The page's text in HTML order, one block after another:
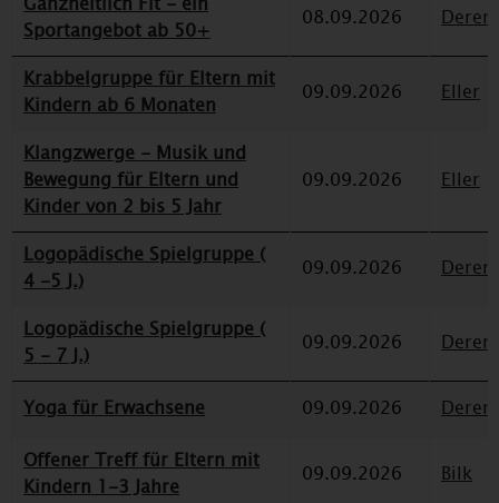
Sportangebot ab 50+
08.09.2026
Krabbelgruppe für Eltern mit
Kindern ab 6 Monaten
09.09.2026 Eller
Klangzwerge - Musik und
Bewegung für Eltern und
Kinder von 2 bis 5 Jahr
09.09.2026 Eller
Logopädische Spielgruppe (
4 -5 J.)
09.09.2026
Logopädische Spielgruppe (
5 - 7 J.)
09.09.2026
Yoga für Erwachsene 09.09.2026
Offener Treff für Eltern mit
Kindern 1-3 Jahre
09.09.2026 Bilk